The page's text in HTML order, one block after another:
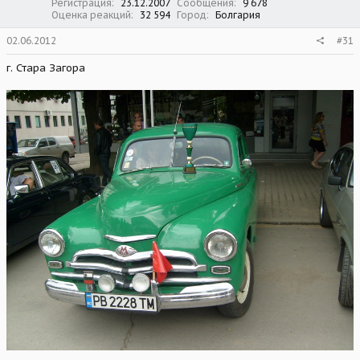
Регистрация 23.12.2007 Сообщения
9 678
Оценка реакций
32 594 Город Болгария
02.06.2012 #31
г. Стара Загора